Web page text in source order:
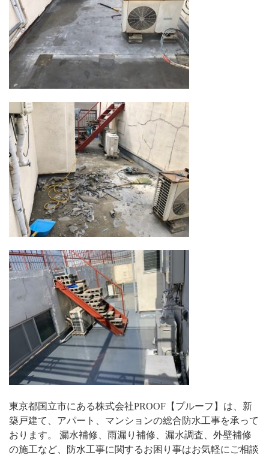
東京都国立市にある株式会社PROOF【プルーフ】は、新
築戸建て、アパート、マンションの総合防水工事を承って
おります。 漏水補修、雨漏り補修、漏水調査、外壁補修
の施工など、防水工事に関するお困り事はお気軽にご相談